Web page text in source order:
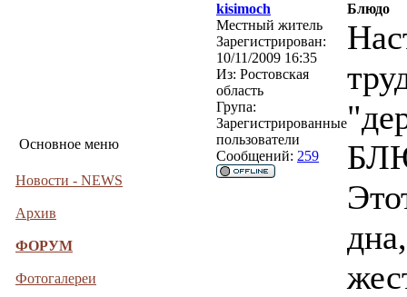
Основное меню
Новости - NEWS
Архив
ФОРУМ
Фотогалереи
kisimoch
Блюдо
Местный житель
Зарегистрирован:
10/11/2009 16:35
Из: Ростовская
область
Група:
Зарегистрированные
пользователи
Сообщений: 259